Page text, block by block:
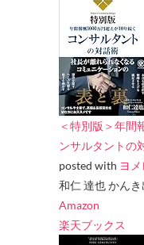
＜特別版＞年間
ンサルタントの
posted with ヨ
和仁 達也 かん
Amazon
楽天ブックス